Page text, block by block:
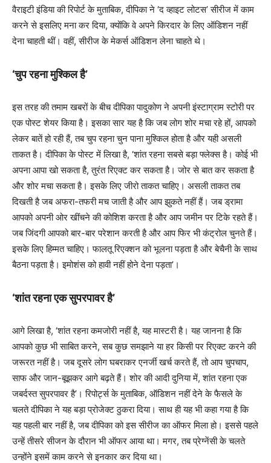
वैराइटी इंडिया की रिपोर्ट के मुताबिक, दीपिका ने ‘द व्हाइट लोटस’ सीरीज में काम
करने से इसलिए मना कर दिया, क्योंकि वे अपने किरदार के लिए ऑडिशन नहीं
देना चाहती थीं। वहीं, सीरीज के मेकर्स ऑडिशन लेना चाहते थे।
‘चुप रहना मुश्किल है’
इस तरह की तमाम खबरों के बीच दीपिका पादुकोण ने अपनी इंस्टाग्राम स्टोरी पर
एक पोस्ट शेयर किया है। इसका सार यह है कि जब लोग शोर मचा रहे हों, आपको
लेकर बातें हो रही हैं, तब चुप रहना चुन पाना मुश्किल होता है और यही असली
ताकत है। दीपिका के पोस्ट में लिखा है, ‘शांत रहना सबसे बड़ा फ्लेक्स है। कोई भी
अपना आपा खो सकता है, तुरंत रिएक्ट कर सकता है। जोर से बात कर सकता है
और शोर मचा सकता है। इसके लिए जीरो ताकत चाहिए। असली ताकत तब
दिखती है जब अफरा-तफरी मच जाती है और आप झुकते नहीं हैं। जब ड्रामा
आपको अपनी ओर खींचने की कोशिश करता है और आप जमीन पर टिके रहते हैं।
जब जिंदगी आपको बार-बार परेशान करती है और आप फिर भी कंट्रोल चुनते हैं।
इसके लिए हिम्मत चाहिए। फालतू रिएक्शन को भूलना पड़ता है और बेचैनी के साथ
बैठना पड़ता है। इमोशंस को हावी नहीं होने देना पड़ता’।
‘शांत रहना एक सुपरपावर है’
आगे लिखा है, ‘शांत रहना कमजोरी नहीं है, यह मास्टरी है। यह जानना है कि
आपको कुछ भी साबित करने, सब कुछ समझाने या हर किसी पर रिएक्ट करने की
जरूरत नहीं है। जब दूसरे लोग घबराकर एनर्जी खर्च करते हैं, तो आप चुपचाप,
साफ और जान-बूझकर आगे बढ़ते हैं। शोर की आदी दुनिया में, शांत रहना एक
जबर्दस्त सुपरपावर है’। रिपोर्ट्स के मुताबिक, ऑडिशन नहीं देने के फैसले के
चलते दीपिका ने यह बड़ा प्रोजेक्ट ठुकरा दिया। साथ ही यह भी कहा गया है कि
यह पहली बार नहीं है, जब दीपिका को इस सीरीज का ऑफर मिला हो। इससे पहले
उन्हें तीसरे सीजन के दौरान भी ऑफर आया था। मगर, तब प्रेग्नेंसी के चलते
उन्होंने इसमें काम करने से इनकार कर दिया था।